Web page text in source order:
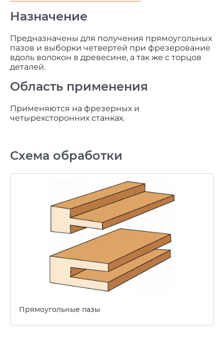
Назначение
Предназначены для получения прямоугольных
пазов и выборки четвертей при фрезерование
вдоль волокон в древесине, а так же с торцов
деталей.
Область применения
Применяются на фрезерных и
четырехсторонних станках.
Схема обработки
Прямоугольные пазы